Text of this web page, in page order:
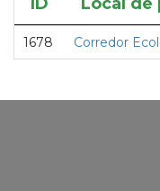
1678 Corredor